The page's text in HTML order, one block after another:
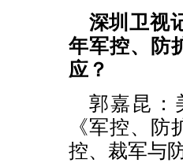
深圳卫视
年军控、防
应？
郭嘉昆：
《军控、
控、裁军与